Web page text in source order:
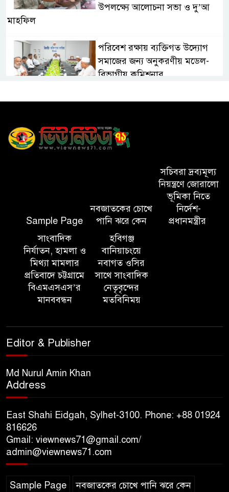
উপলক্ষ্যে আলোচনা সভা ও দু’আ
মাহফিল
পরিবেশ রক্ষায় ব্যক্তিগত উদ্যোগ
সমাজের জন্য অনুকরণীয় মডেল-
বিভাগীয় কমিশনার
সিলেট মেট্রোপলিটন পুলিশ
অর্পণ ও জুলাই গণঅভ্যুত্থানের
শহীদদের প্রতি গভীর শ্রদ্ধা নিবেদন করেন
১০ লাখ টাকার চেক ডিজঅনার
মামলায় এক বছরের সাজা
‘সমন্বিত উদ্যোগেই গড়ে উঠবে
আধুনিক সিলেট’ – বাণিজ্যমন্ত্রী
ত্রিতরঙ্গের বাদল সাঁঝের বর্ণাঢ্য
আয়োজন ‘শ্রাবনের মেঘগুলো’
সিলেট রেঞ্জের ডিআইজি জুলাই
গভীর শ্রদ্ধা নিবেদন
সিলেট আরও দুইজনের মৃত্যু,
Sample Page
নবজাতকের চোখে
পানি ঝরে কেন
সচিবরা দ্রব্যমূল্য
নিয়ন্ত্রণে জোরালো
ভূমিকা নিতে
নির্দেশ-
প্রধানমন্ত্রীর
সাংবাদিক
নির্যাতন, হামলা ও
মিথ্যা মামলার
প্রতিবাদে চট্টগ্রামে
বিএমএসএস’র
মানববন্ধন
হবিগঞ্জ
বানিয়াচংয়ে
নবাগত ওসির
সাথে সাংবাদিক
নেতৃবৃন্দের
মতবিনিময়
Editor & Publisher
Md Nurul Amin Khan
Address
East Shahi Eidgah, Sylhet-3100. Phone: +88 01924
816626
Gmail: viewnews71@gmail.com/
admin@viewnews71.com
Sample Page নবজাতকের চোখে পানি ঝরে কেন